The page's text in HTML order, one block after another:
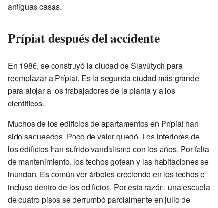
antiguas casas.
Prípiat después del accidente
En 1986, se construyó la ciudad de Slavútych para
reemplazar a Prípiat. Es la segunda ciudad más grande
para alojar a los trabajadores de la planta y a los
científicos.
Muchos de los edificios de apartamentos en Prípiat han
sido saqueados. Poco de valor quedó. Los interiores de
los edificios han sufrido vandalismo con los años. Por falta
de mantenimiento, los techos gotean y las habitaciones se
inundan. Es común ver árboles creciendo en los techos e
incluso dentro de los edificios. Por esta razón, una escuela
de cuatro pisos se derrumbó parcialmente en julio de